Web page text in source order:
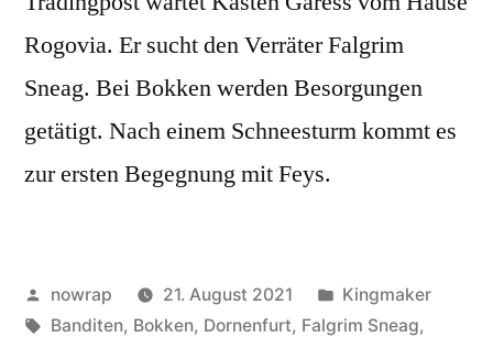
Rogovia. Er sucht den Verräter Falgrim
Sneag. Bei Bokken werden Besorgungen
getätigt. Nach einem Schneesturm kommt es
zur ersten Begegnung mit Feys.
Veröffentlicht
von
nowrap 21. August 2021
Veröffentlicht
unter
Kingmaker
Schlagwörter:
Banditen, Bokken, Dornenfurt, Falgrim Sneag,